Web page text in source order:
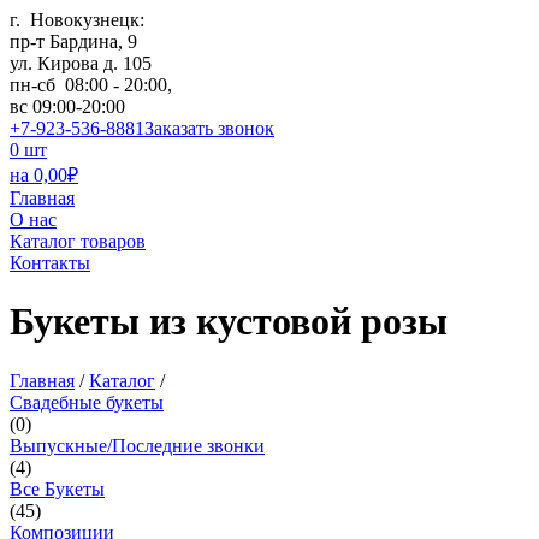
г. Новокузнецк:
пр-т Бардина, 9
ул. Кирова д. 105
пн-сб 08:00 - 20:00,
вс 09:00-20:00
+7-923-536-8881Заказать звонок
0 шт
на 0,00₽
Главная
О нас
Каталог товаров
Контакты
Букеты из кустовой розы
Главная / Каталог /
Свадебные букеты
(0)
Выпускные/Последние звонки
(4)
Все Букеты
(45)
Композиции